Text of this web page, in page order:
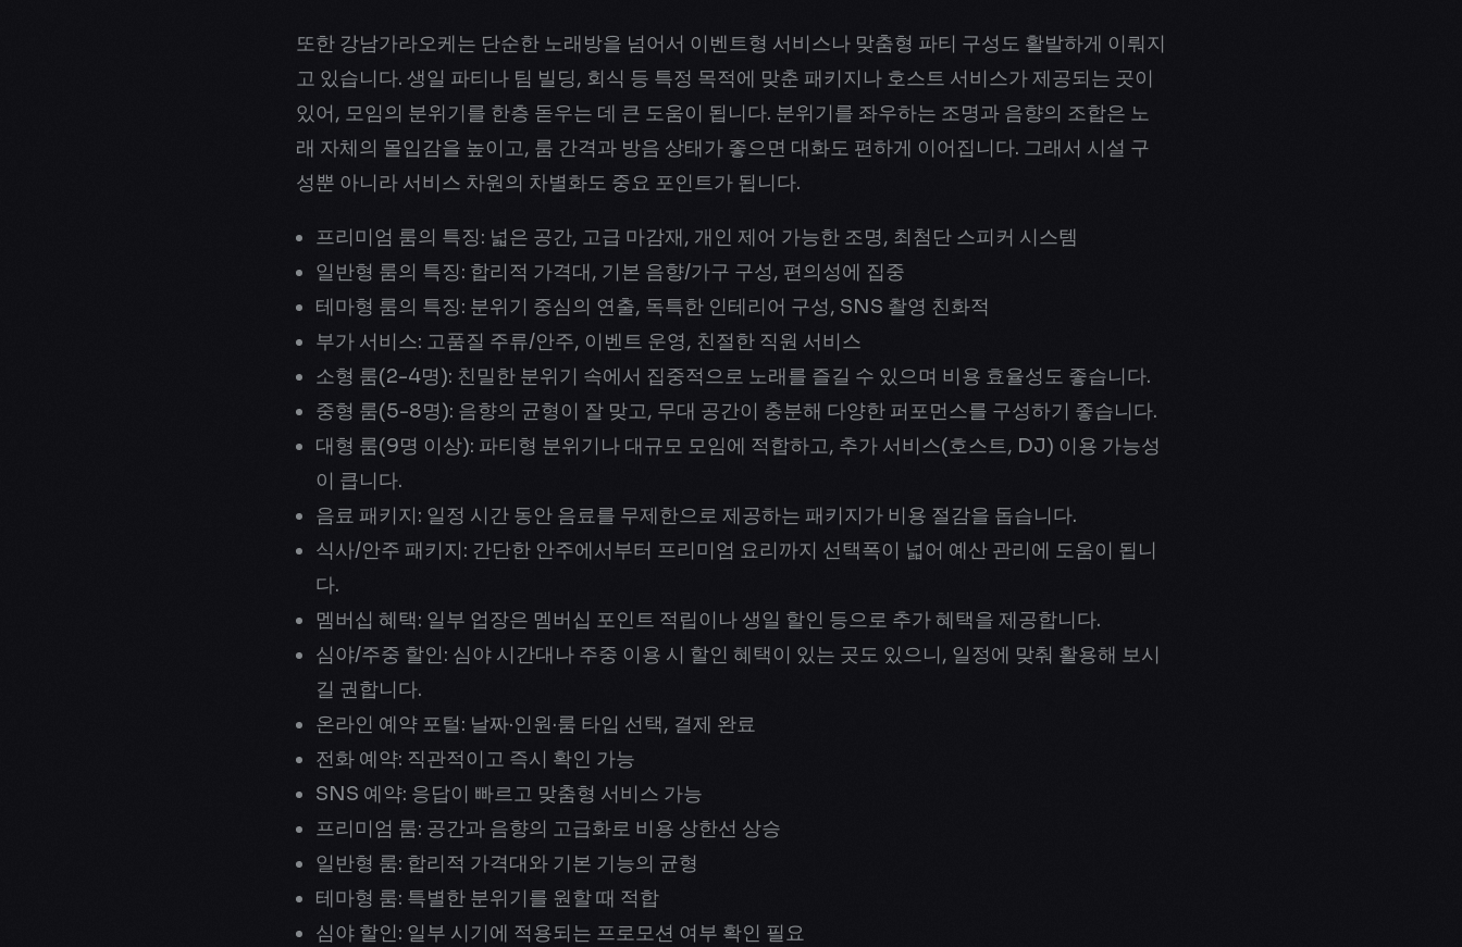
또한 강남가라오케는 단순한 노래방을 넘어서 이벤트형 서비스나 맞춤형 파티 구성도 활발하게 이뤄지
고 있습니다. 생일 파티나 팀 빌딩, 회식 등 특정 목적에 맞춘 패키지나 호스트 서비스가 제공되는 곳이
있어, 모임의 분위기를 한층 돋우는 데 큰 도움이 됩니다. 분위기를 좌우하는 조명과 음향의 조합은 노
래 자체의 몰입감을 높이고, 룸 간격과 방음 상태가 좋으면 대화도 편하게 이어집니다. 그래서 시설 구
성뿐 아니라 서비스 차원의 차별화도 중요 포인트가 됩니다.
프리미엄 룸의 특징: 넓은 공간, 고급 마감재, 개인 제어 가능한 조명, 최첨단 스피커 시스템
일반형 룸의 특징: 합리적 가격대, 기본 음향/가구 구성, 편의성에 집중
테마형 룸의 특징: 분위기 중심의 연출, 독특한 인테리어 구성, SNS 촬영 친화적
부가 서비스: 고품질 주류/안주, 이벤트 운영, 친절한 직원 서비스
소형 룸(2-4명): 친밀한 분위기 속에서 집중적으로 노래를 즐길 수 있으며 비용 효율성도 좋습니다.
중형 룸(5-8명): 음향의 균형이 잘 맞고, 무대 공간이 충분해 다양한 퍼포먼스를 구성하기 좋습니다.
대형 룸(9명 이상): 파티형 분위기나 대규모 모임에 적합하고, 추가 서비스(호스트, DJ) 이용 가능성
이 큽니다.
음료 패키지: 일정 시간 동안 음료를 무제한으로 제공하는 패키지가 비용 절감을 돕습니다.
식사/안주 패키지: 간단한 안주에서부터 프리미엄 요리까지 선택폭이 넓어 예산 관리에 도움이 됩니
다.
멤버십 혜택: 일부 업장은 멤버십 포인트 적립이나 생일 할인 등으로 추가 혜택을 제공합니다.
심야/주중 할인: 심야 시간대나 주중 이용 시 할인 혜택이 있는 곳도 있으니, 일정에 맞춰 활용해 보시
길 권합니다.
온라인 예약 포털: 날짜·인원·룸 타입 선택, 결제 완료
전화 예약: 직관적이고 즉시 확인 가능
SNS 예약: 응답이 빠르고 맞춤형 서비스 가능
프리미엄 룸: 공간과 음향의 고급화로 비용 상한선 상승
일반형 룸: 합리적 가격대와 기본 기능의 균형
테마형 룸: 특별한 분위기를 원할 때 적합
심야 할인: 일부 시기에 적용되는 프로모션 여부 확인 필요